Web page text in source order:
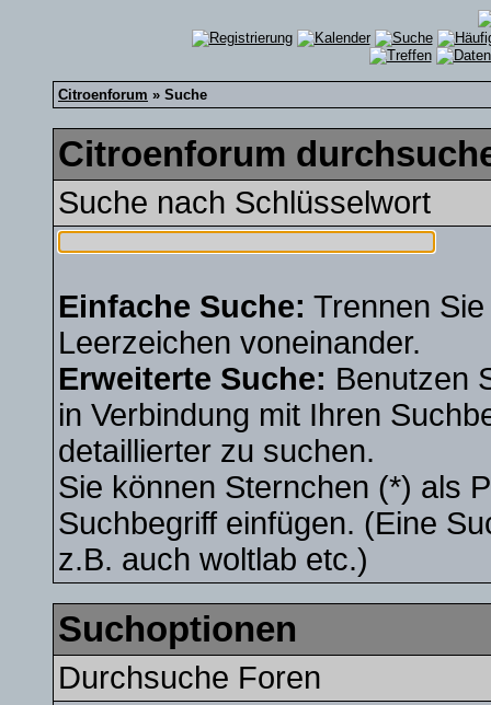
Citroenforum » Suche
Citroenforum
Suche nach Schlüsselwort
Einfache Suche: Trennen
Leerzeichen voneinander.
Erweiterte Suche: Benutzen
in Verbindung mit Ihren
detaillierter zu suchen.
Sie können Sternchen (*) als
Suchbegriff einfügen. (Eine
z.B. auch woltlab etc.)
Suchoptionen
Durchsuche Foren